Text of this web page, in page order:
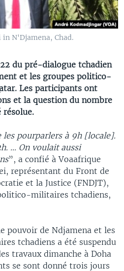
N'Djamena, Chad.
du pré-dialogue tchadien
et les groupes politico-
Les participants ont
et la question du nombre
résolue.
les pourparlers à 9h [locale].
… On voulait aussi
”, a confié à Voaafrique
représentant du Front de
et la Justice (FNDJT),
militaires tchadiens,
pouvoir de Ndjamena et les
tchadiens a été suspendu
travaux dimanche à Doha
se sont donné trois jours